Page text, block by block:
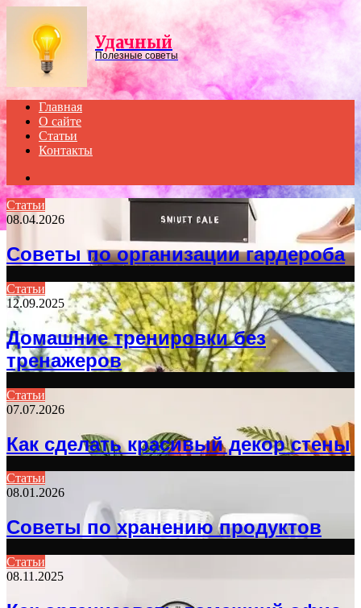
Удачный
Полезные советы
Главная
О сайте
Статьи
Контакты
for
Статьи
08.04.2026
Советы по организации гардероба
Статьи
12.09.2025
Домашние тренировки без
тренажеров
Статьи
07.07.2026
Как сделать красивый декор стены
Статьи
08.01.2026
Советы по хранению продуктов
Статьи
08.11.2025